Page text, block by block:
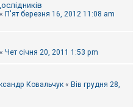
« П'ят березня 16, 2012 11:08 am
« Чет січня 20, 2011 1:53 pm
Ковальчук « Вів грудня 28,